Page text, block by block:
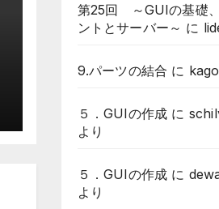
第25回 ～GUIの基礎
ントとサーバー～ に
9.パーツの結合 に
５．GUIの作成 に
より
５．GUIの作成 に
より